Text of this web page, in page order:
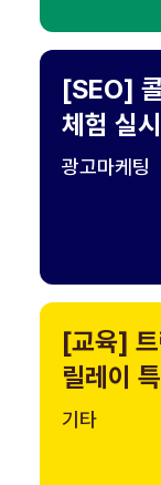
[SEO]
체험 실시
광고마케팅
[교육]
릴레이
기타